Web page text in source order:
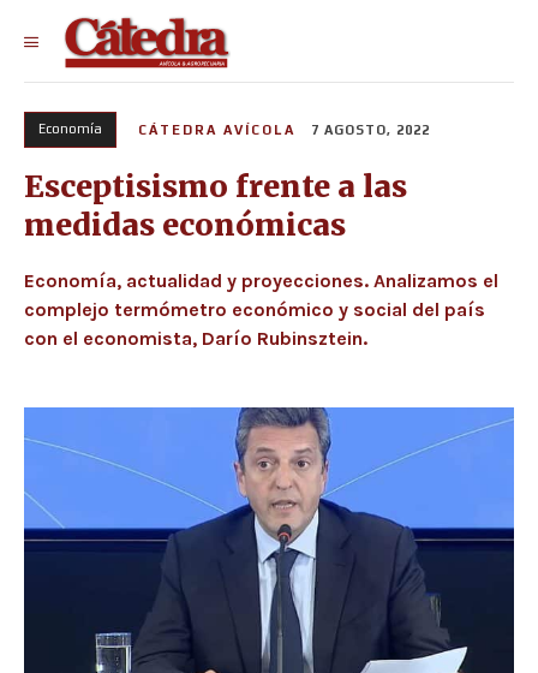
Economía CÁTEDRA AVÍCOLA 7 AGOSTO, 2022
Esceptisismo frente a las
medidas económicas
Economía, actualidad y proyecciones. Analizamos el
complejo termómetro económico y social del país
con el economista, Darío Rubinsztein.